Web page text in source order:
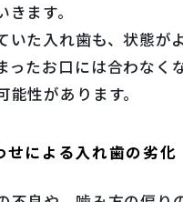
ます。
いた入れ歯も、状態が
ったお口には合わなく
能性があります。
せによる入れ歯の劣化